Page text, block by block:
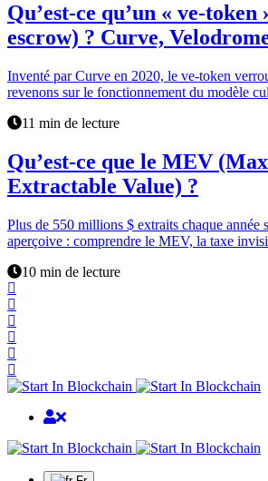
Qu’est-ce qu’un « ve-token
escrow) ? Curve,
Inventé par Curve en 2020, le ve-token
revenons sur le fonctionnement du modèle
11 min de lecture
Qu’est-ce que le MEV
Extractable Value) ?
Plus de 550 millions $ extraits chaque année
aperçoive : comprendre le MEV, la taxe
10 min de lecture